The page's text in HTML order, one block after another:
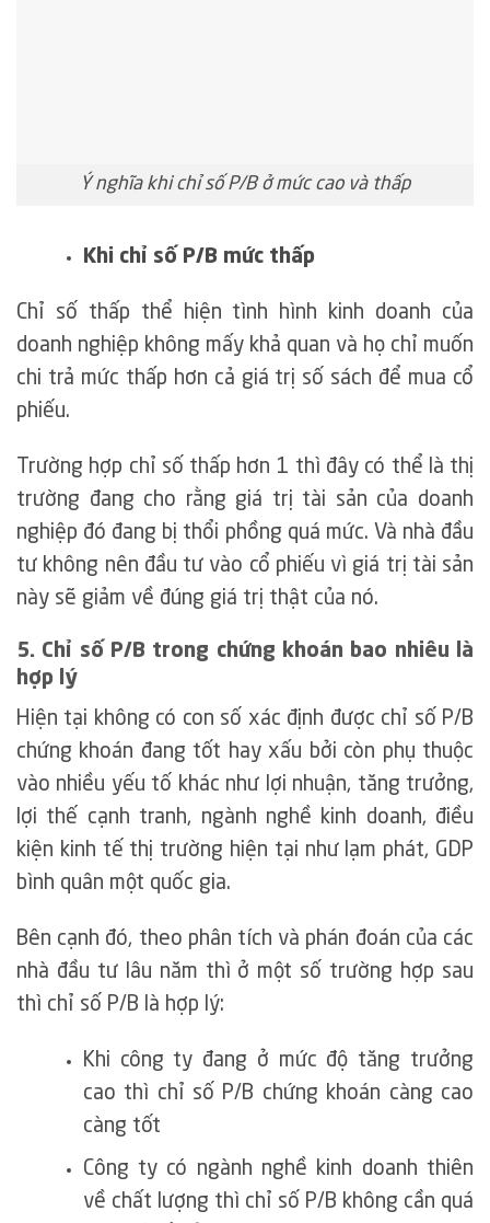
Ý nghĩa khi chỉ số P/B ở mức cao và thấp
Khi chỉ số P/B mức thấp
Chỉ số thấp thể hiện tình hình kinh doanh của
doanh nghiệp không mấy khả quan và họ chỉ muốn
chi trả mức thấp hơn cả giá trị số sách để mua cổ
phiếu.
Trường hợp chỉ số thấp hơn 1 thì đây có thể là thị
trường đang cho rằng giá trị tài sản của doanh
nghiệp đó đang bị thổi phồng quá mức. Và nhà đầu
tư không nên đầu tư vào cổ phiếu vì giá trị tài sản
này sẽ giảm về đúng giá trị thật của nó.
5. Chỉ số P/B trong chứng khoán bao nhiêu là
hợp lý
Hiện tại không có con số xác định được chỉ số P/B
chứng khoán đang tốt hay xấu bởi còn phụ thuộc
vào nhiều yếu tố khác như lợi nhuận, tăng trưởng,
lợi thế cạnh tranh, ngành nghề kinh doanh, điều
kiện kinh tế thị trường hiện tại như lạm phát, GDP
bình quân một quốc gia.
Bên cạnh đó, theo phân tích và phán đoán của các
nhà đầu tư lâu năm thì ở một số trường hợp sau
thì chỉ số P/B là hợp lý:
Khi công ty đang ở mức độ tăng trưởng
cao thì chỉ số P/B chứng khoán càng cao
càng tốt
Công ty có ngành nghề kinh doanh thiên
về chất lượng thì chỉ số P/B không cần quá